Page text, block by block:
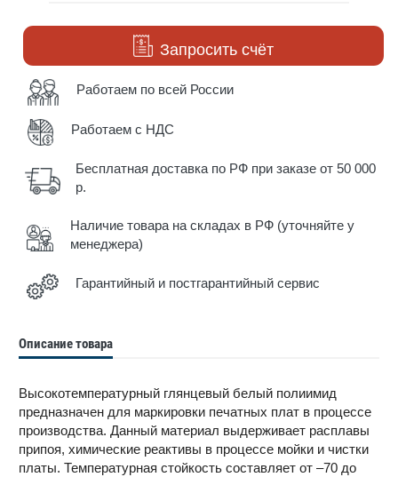
Запросить счёт
Работаем по всей России
Работаем с НДС
Бесплатная доставка по РФ при заказе от 50 000
р.
Наличие товара на складах в РФ (уточняйте у
менеджера)
Гарантийный и постгарантийный сервис
Описание товара
Высокотемпературный глянцевый белый полиимид
предназначен для маркировки печатных плат в процессе
производства. Данный материал выдерживает расплавы
припоя, химические реактивы в процессе мойки и чистки
платы. Температурная стойкость составляет от –70 до